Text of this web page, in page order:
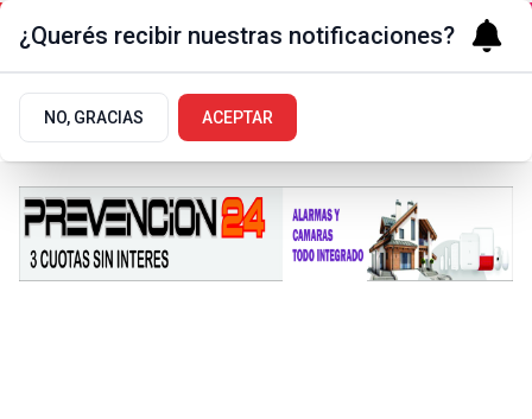
¿Querés recibir nuestras notificaciones?
NO, GRACIAS ACEPTAR